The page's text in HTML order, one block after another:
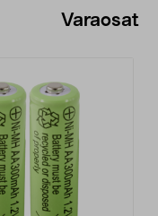
Varaosat